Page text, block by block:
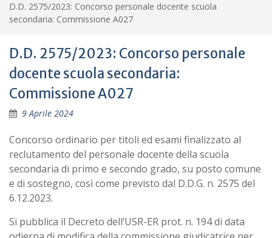
D.D. 2575/2023: Concorso personale docente scuola
secondaria: Commissione A027
D.D. 2575/2023: Concorso personale
docente scuola secondaria:
Commissione A027
9 Aprile 2024
Concorso ordinario per titoli ed esami finalizzato al
reclutamento del personale docente della scuola
secondaria di primo e secondo grado, su posto comune
e di sostegno, così come previsto dal D.D.G. n. 2575 del
6.12.2023.
Si pubblica il Decreto dell’USR-ER prot. n. 194 di data